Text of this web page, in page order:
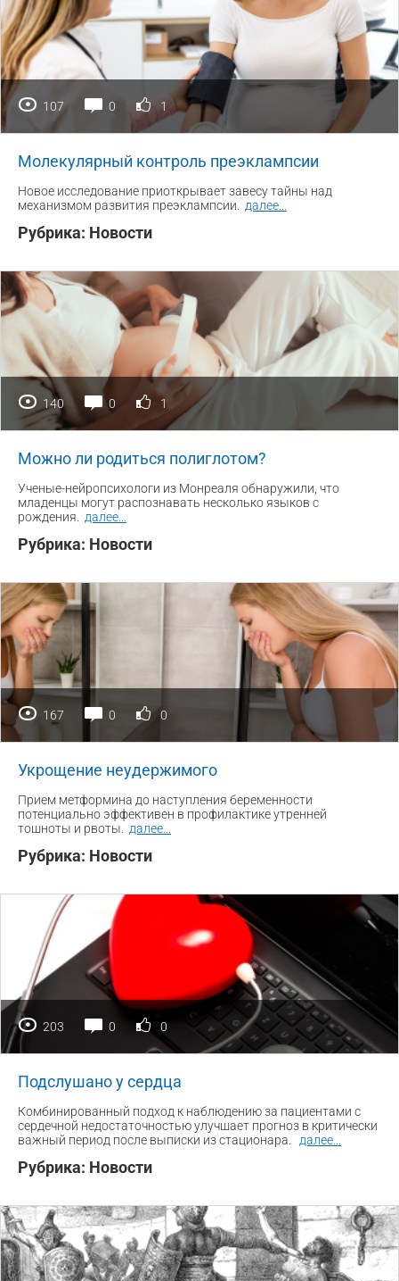
107 0 1
Молекулярный контроль преэклампсии
Новое исследование приоткрывает завесу тайны над
механизмом развития преэклампсии. далее...
Рубрика: Новости
140 0 1
Можно ли родиться полиглотом?
Ученые-нейропсихологи из Монреаля обнаружили, что
младенцы могут распознавать несколько языков с
рождения. далее...
Рубрика: Новости
167 0 0
Укрощение неудержимого
Прием метформина до наступления беременности
потенциально эффективен в профилактике утренней
тошноты и рвоты. далее...
Рубрика: Новости
203 0 0
Подслушано у сердца
Комбинированный подход к наблюдению за пациентами с
сердечной недостаточностью улучшает прогноз в критически
важный период после выписки из стационара.
далее...
Рубрика: Новости